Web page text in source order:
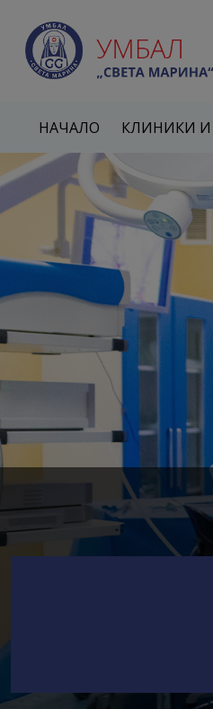
НАЧАЛО КЛИНИКИ И